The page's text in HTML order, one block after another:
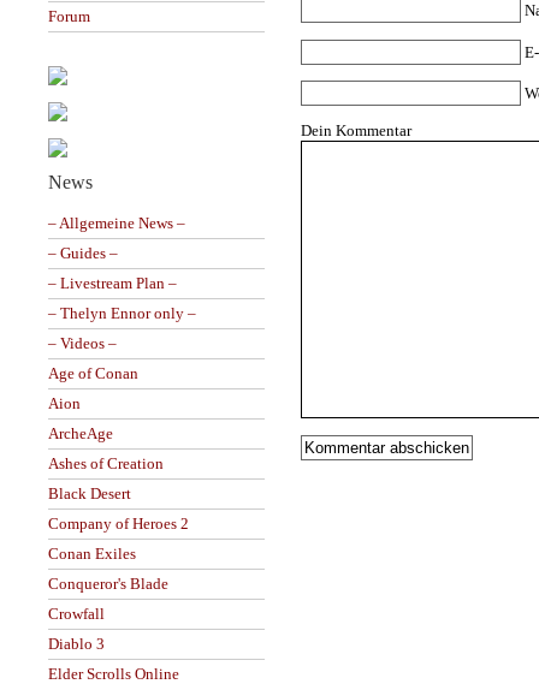
Forum
News
– Allgemeine News –
– Guides –
– Livestream Plan –
– Thelyn Ennor only –
– Videos –
Age of Conan
Aion
ArcheAge
Ashes of Creation
Black Desert
Company of Heroes 2
Conan Exiles
Conqueror's Blade
Crowfall
Diablo 3
Elder Scrolls Online
Dein Kommentar